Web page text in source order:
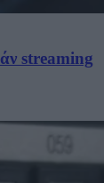
streaming